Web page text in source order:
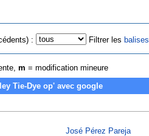
: Filtrer les balises
m = modification mineure
José Pérez Pareja